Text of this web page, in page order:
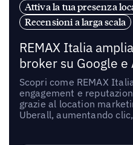
Attiva la tua presenza
Recensioni a larga scala
REMAX Italia
broker su Google e
Scopri come REMAX
engagement e
grazie al location
Uberall, aumentando